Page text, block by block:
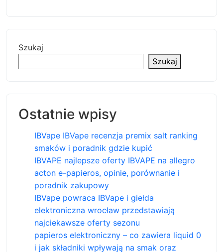
Szukaj
Szukaj
Ostatnie wpisy
IBVape IBVape recenzja premix salt ranking
smaków i poradnik gdzie kupić
IBVAPE najlepsze oferty IBVAPE na allegro
acton e-papieros, opinie, porównanie i
poradnik zakupowy
IBVape powraca IBVape i giełda
elektroniczna wrocław przedstawiają
najciekawsze oferty sezonu
papieros elektroniczny – co zawiera liquid 0
i jak składniki wpływają na smak oraz